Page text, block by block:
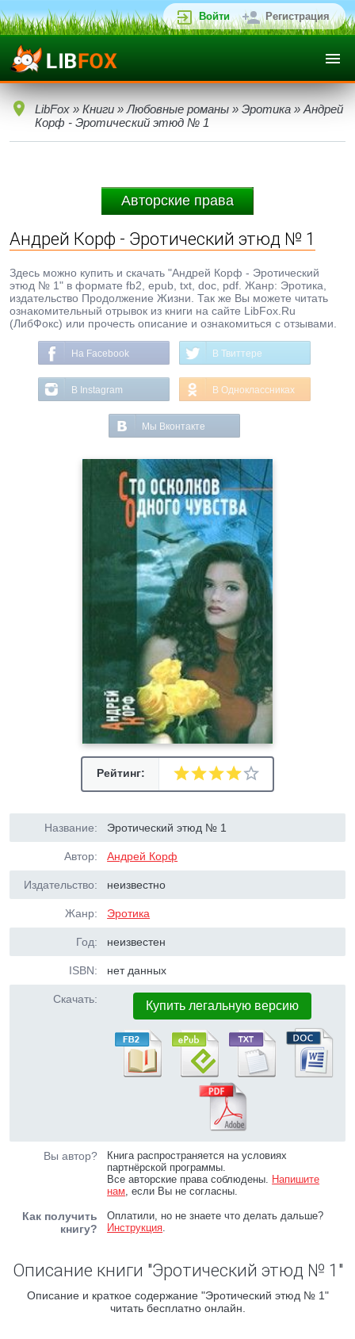
Войти Регистрация
LibFox » Книги » Любовные романы » Эротика » Андрей
Корф - Эротический этюд № 1
Авторские права
Андрей Корф - Эротический этюд № 1
Здесь можно купить и скачать "Андрей Корф - Эротический
этюд № 1" в формате fb2, epub, txt, doc, pdf. Жанр: Эротика,
издательство Продолжение Жизни. Так же Вы можете читать
ознакомительный отрывок из книги на сайте LibFox.Ru
(ЛибФокс) или прочесть описание и ознакомиться с отзывами.
На Facebook В Твиттере
В Instagram В Одноклассниках
Мы Вконтакте
Рейтинг:
Название: Эротический этюд № 1
Автор: Андрей Корф
Издательство: неизвестно
Жанр: Эротика
Год: неизвестен
ISBN: нет данных
Скачать: Купить легальную версию
Вы автор?
Книга распространяется на условиях
партнёрской программы.
Все авторские права соблюдены. Напишите
нам, если Вы не согласны.
Как получить
книгу?
Оплатили, но не знаете что делать дальше?
Инструкция.
Описание книги "Эротический этюд № 1"
Описание и краткое содержание "Эротический этюд № 1"
читать бесплатно онлайн.